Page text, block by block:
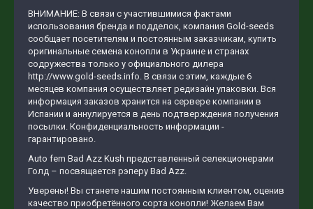
ВНИМАНИЕ: В связи с участившимися фактами
использования бренда и подделок, компания Gold-seeds
сообщает посетителям и постоянным заказчикам, купить
оригинальные семена конопли в Украине и странах
содружества только у официального дилера
http://www.gold-seeds.info. В связи с этим, каждые 6
месяцев компания осуществляет редизайн упаковки. Вся
информация заказов хранится на сервере компании в
Испании и аннулируется в день подтверждения получения
посылки. Конфиденциальность информации -
гарантировано.
Auto fem Bad Azz Kush представленный селекционерами
Голд – посвящается рэперу Bad Azz.
Уверены! Вы станете нашим постоянным клиентом, оценив
качество приобретённого сорта конопли! Желаем Вам